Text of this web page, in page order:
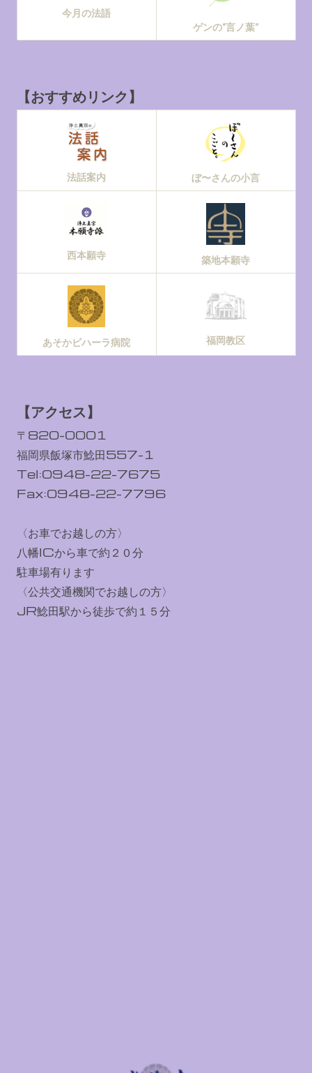
今月の法語
ゲンの“言ノ葉”
【おすすめリンク】
法話案内 ぼ〜さんの小言
西本願寺 築地本願寺
あそかビハーラ病院 福岡教区
【アクセス】
〒820-0001
福岡県飯塚市鯰田557-1
Tel:0948-22-7675
Fax:0948-22-7796
〈お車でお越しの方〉
八幡ICから車で約２０分
駐車場有ります
〈公共交通機関でお越しの方〉
JR鯰田駅から徒歩で約１５分